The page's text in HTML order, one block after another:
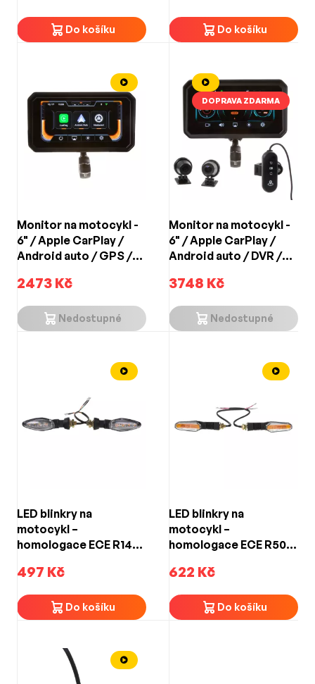
Do košíku Do košíku
Monitor na motocykl -
6" / Apple CarPlay /
Android auto / GPS /
2473 Kč
Nedostupné
DOPRAVA ZDARMA
Monitor na motocykl -
6" / Apple CarPlay /
Android auto / DVR /
3748 Kč
Nedostupné
LED blinkry na
motocykl –
homologace ECE R148,
pár
497 Kč
Do košíku
LED blinkry na
motocykl –
homologace ECE R50,
pár
622 Kč
Do košíku